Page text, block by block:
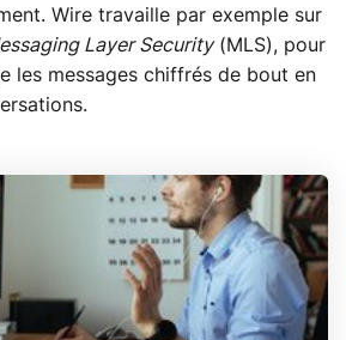
Wire travaille par exemple sur
Layer Security(MLS), pour
les messages chiffrés de bout en